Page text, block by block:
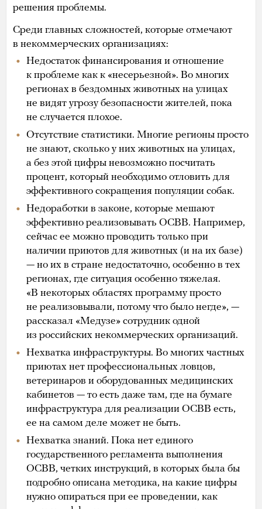
решения проблемы.
Среди главных сложностей, которые отмечают
в некоммерческих организациях:
Недостаток финансирования и отношение
к проблеме как к «несерьезной». Во многих
регионах в бездомных животных на улицах
не видят угрозу безопасности жителей, пока
не случается плохое.
Отсутствие статистики. Многие регионы просто
не знают, сколько у них животных на улицах,
а без этой цифры невозможно посчитать
процент, который необходимо отловить для
эффективного сокращения популяции собак.
Недоработки в законе, которые мешают
эффективно реализовывать ОСВВ. Например,
сейчас ее можно проводить только при
наличии приютов для животных (и на их базе)
— но их в стране недостаточно, особенно в тех
регионах, где ситуация особенно тяжелая.
«В некоторых областях программу просто
не реализовывали, потому что было негде», —
рассказал «Медузе» сотрудник одной
из российских некоммерческих организаций.
Нехватка инфраструктуры. Во многих частных
приютах нет профессиональных ловцов,
ветеринаров и оборудованных медицинских
кабинетов — то есть даже там, где на бумаге
инфраструктура для реализации ОСВВ есть,
ее на самом деле может не быть.
Нехватка знаний. Пока нет единого
государственного регламента выполнения
ОСВВ, четких инструкций, в которых была бы
подробно описана методика, на какие цифры
нужно опираться при ее проведении, как